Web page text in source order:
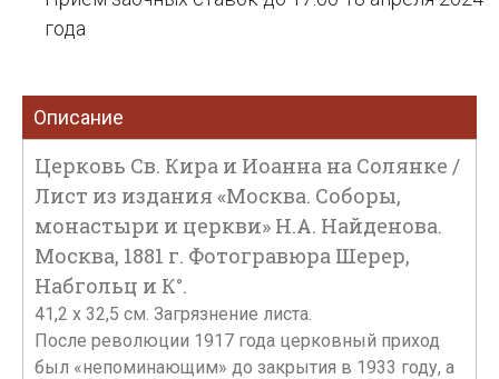
года
Описание
Церковь Св. Кира и Иоанна на Солянке /
Лист из издания «Москва. Соборы,
монастыри и церкви» Н.А. Найденова.
Москва, 1881 г. Фотогравюра Шерер,
Набгольц и К°.
41,2 х 32,5 см. Загрязнение листа.
После революции 1917 года церковный приход
был «непоминающим» до закрытия в 1933 году, а